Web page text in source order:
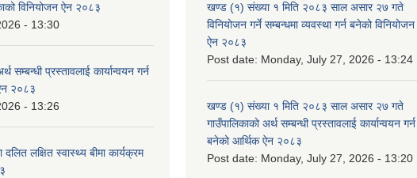
विनियोजन ऐन २०८३
- 13:30
सम्बन्धी प्रस्तावलाई कार्यान्वयन गर्न
२०८३
- 13:26
लक्षित स्वास्थ्य बीमा कार्यक्रम
खण्ड (१) संख्या १ मिति २०८३ साल असार २७ गते
विनियोजन गर्ने सम्बन्धमा व्यवस्था गर्न बनेको विनियोजन
ऐन २०८३
Post date: Monday, July 27, 2026 - 13:24
खण्ड (१) संख्या १ मिति २०८३ साल असार २७ गते
गाउँपालिकाको अर्थ सम्बन्धी प्रस्तावलाई कार्यान्वयन गर्न
बनेको आर्थिक ऐन २०८३
Post date: Monday, July 27, 2026 - 13:20